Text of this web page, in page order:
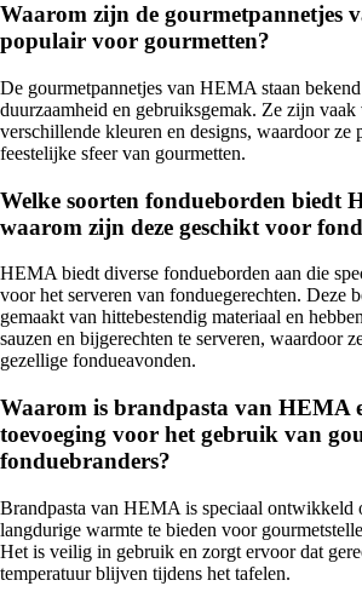
Waarom zijn de gourmetpannetjes
populair voor gourmetten?
De gourmetpannetjes van HEMA staan
duurzaamheid en gebruiksgemak. Ze zijn
verschillende kleuren en designs, waardoor ze
feestelijke sfeer van gourmetten.
Welke soorten fondueborden biedt
waarom zijn deze geschikt voor
HEMA biedt diverse fondueborden aan die
voor het serveren van fonduegerechten. Deze
gemaakt van hittebestendig materiaal en
sauzen en bijgerechten te serveren, waardoor
gezellige fondueavonden.
Waarom is brandpasta van HEMA
toevoeging voor het gebruik van
fonduebranders?
Brandpasta van HEMA is speciaal ontwikkeld
langdurige warmte te bieden voor
Het is veilig in gebruik en zorgt ervoor dat
temperatuur blijven tijdens het tafelen.